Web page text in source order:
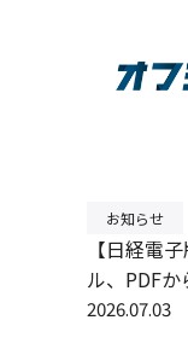
お知らせ
【日経電
ル、PDF
作時間97%
2026.07.03